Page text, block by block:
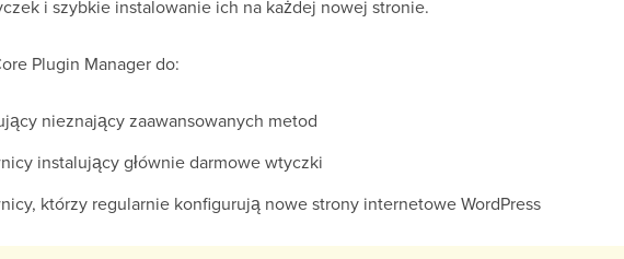
i szybkie instalowanie ich na każdej nowej stronie.
Plugin Manager do:
nieznający zaawansowanych metod
instalujący głównie darmowe wtyczki
którzy regularnie konfigurują nowe strony internetowe WordPress